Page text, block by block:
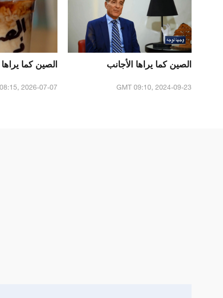
الصين كما يراها الأجانب
GMT 09:10, 2024-09-23
الصين كما
2026-07-07